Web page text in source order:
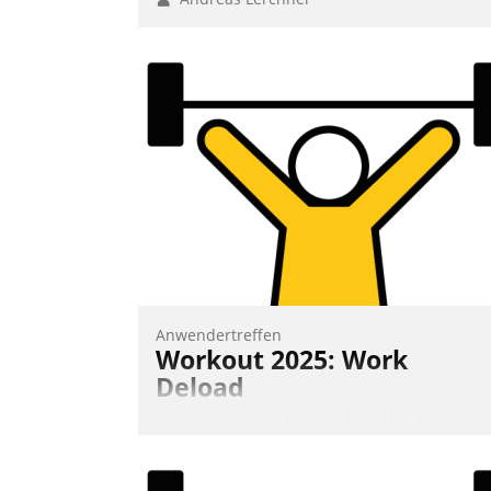
Anwendertreffen
Workout 2025: Work
Deload
Kunden- und Partnerkreis statt. Zentrale